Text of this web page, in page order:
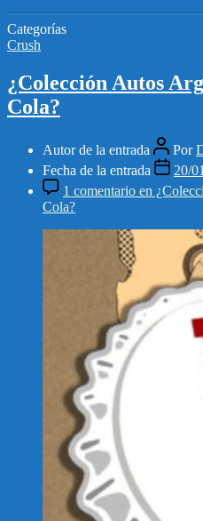
Categorías
Crush
¿Colección Autos
Cola?
Autor de la entrada Por
Fecha de la entrada
20/
1 comentario en
Cola?